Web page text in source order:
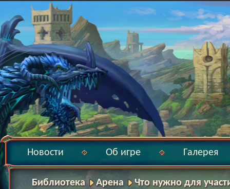
Новости Об игре Галерея
Библиотека Арена Что нужно для